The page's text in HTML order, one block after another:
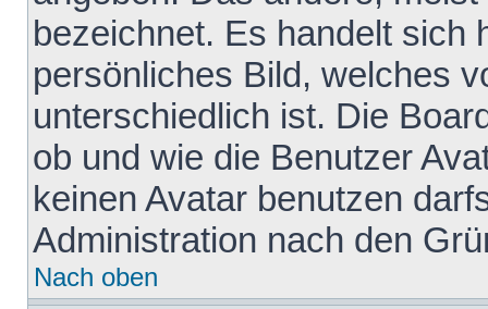
bezeichnet. Es handelt sich
persönliches Bild, welches
unterschiedlich ist. Die
ob und wie die Benutzer
keinen Avatar benutzen
Administration nach den
Nach oben